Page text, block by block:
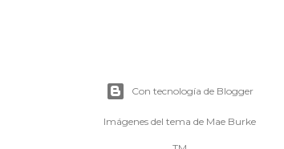
Con tecnología de Blogger
Imágenes del tema de Mae Burke